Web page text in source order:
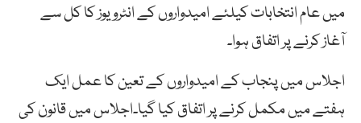
میں عام انتخابات کیلئے امیدواروں کے انٹرویوز کا کل سے
آغاز کرنے پر اتفاق ہوا۔
اجلاس میں پنجاب کے امیدواروں کے تعین کا عمل ایک
ہفتے میں مکمل کرنے پر اتفاق کیا گیا۔اجلاس میں قانون کی